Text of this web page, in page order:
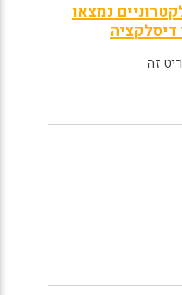
נמצאו
דיסלקציה
זה